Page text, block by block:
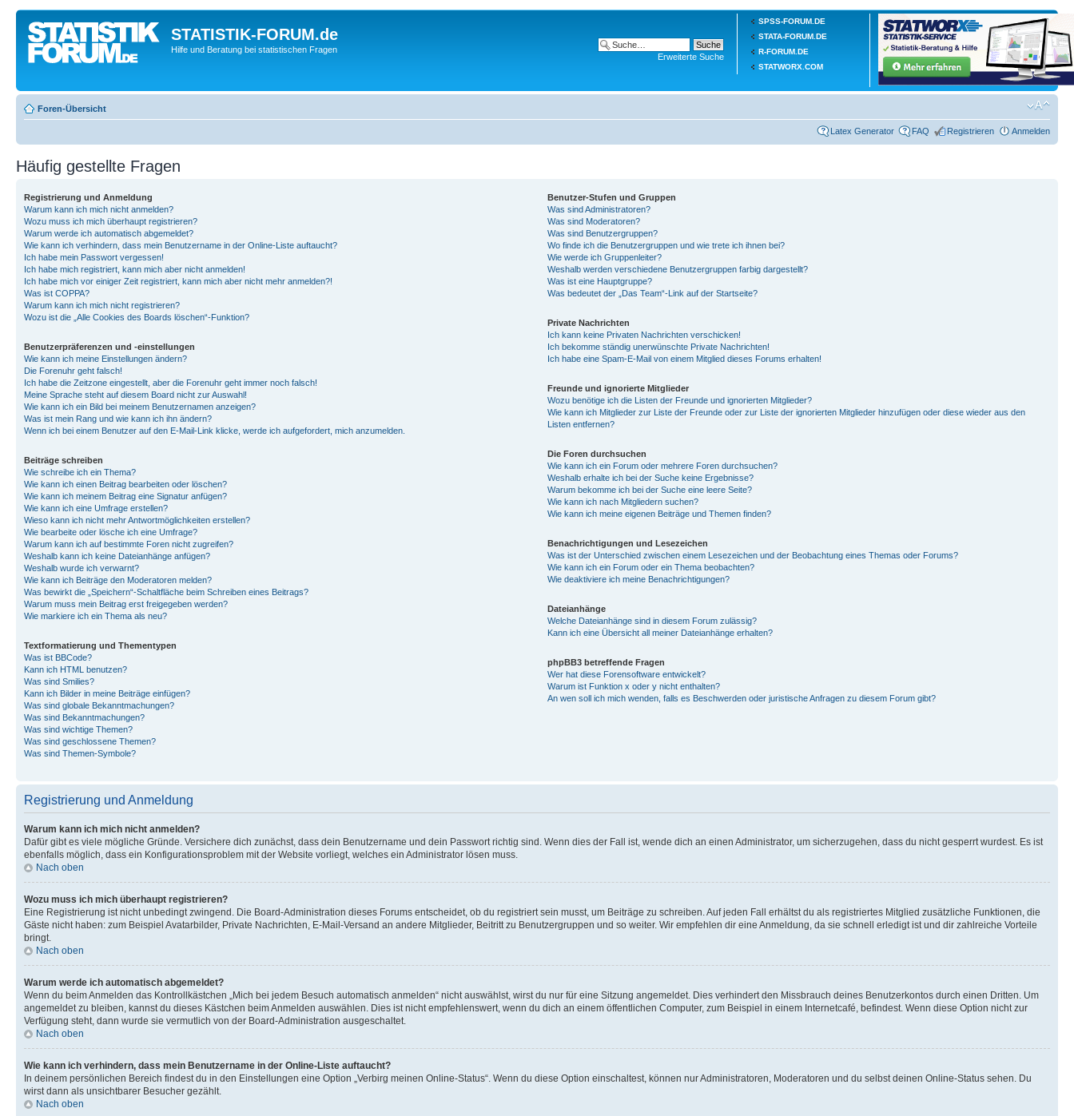
SPSS-FORUM.DE
STATA-FORUM.DE
R-FORUM.DE
STATWORX.COM
STATISTIK-FORUM.de
Hilfe und Beratung bei statistischen Fragen
Erweiterte Suche
Foren-Übersicht
Latex Generator FAQ Registrieren Anmelden
Häufig gestellte Fragen
Registrierung und Anmeldung
Warum kann ich mich nicht anmelden?
Wozu muss ich mich überhaupt registrieren?
Warum werde ich automatisch abgemeldet?
Wie kann ich verhindern, dass mein Benutzername in der Online-Liste auftaucht?
Ich habe mein Passwort vergessen!
Ich habe mich registriert, kann mich aber nicht anmelden!
Ich habe mich vor einiger Zeit registriert, kann mich aber nicht mehr anmelden?!
Was ist COPPA?
Warum kann ich mich nicht registrieren?
Wozu ist die „Alle Cookies des Boards löschen“-Funktion?
Benutzerpräferenzen und -einstellungen
Wie kann ich meine Einstellungen ändern?
Die Forenuhr geht falsch!
Ich habe die Zeitzone eingestellt, aber die Forenuhr geht immer noch falsch!
Meine Sprache steht auf diesem Board nicht zur Auswahl!
Wie kann ich ein Bild bei meinem Benutzernamen anzeigen?
Was ist mein Rang und wie kann ich ihn ändern?
Wenn ich bei einem Benutzer auf den E-Mail-Link klicke, werde ich aufgefordert, mich anzumelden.
Beiträge schreiben
Wie schreibe ich ein Thema?
Wie kann ich einen Beitrag bearbeiten oder löschen?
Wie kann ich meinem Beitrag eine Signatur anfügen?
Wie kann ich eine Umfrage erstellen?
Wieso kann ich nicht mehr Antwortmöglichkeiten erstellen?
Wie bearbeite oder lösche ich eine Umfrage?
Warum kann ich auf bestimmte Foren nicht zugreifen?
Weshalb kann ich keine Dateianhänge anfügen?
Weshalb wurde ich verwarnt?
Wie kann ich Beiträge den Moderatoren melden?
Was bewirkt die „Speichern“-Schaltfläche beim Schreiben eines Beitrags?
Warum muss mein Beitrag erst freigegeben werden?
Wie markiere ich ein Thema als neu?
Textformatierung und Thementypen
Was ist BBCode?
Kann ich HTML benutzen?
Was sind Smilies?
Kann ich Bilder in meine Beiträge einfügen?
Was sind globale Bekanntmachungen?
Was sind Bekanntmachungen?
Was sind wichtige Themen?
Was sind geschlossene Themen?
Was sind Themen-Symbole?
Benutzer-Stufen und Gruppen
Was sind Administratoren?
Was sind Moderatoren?
Was sind Benutzergruppen?
Wo finde ich die Benutzergruppen und wie trete ich ihnen bei?
Wie werde ich Gruppenleiter?
Weshalb werden verschiedene Benutzergruppen farbig dargestellt?
Was ist eine Hauptgruppe?
Was bedeutet der „Das Team“-Link auf der Startseite?
Private Nachrichten
Ich kann keine Privaten Nachrichten verschicken!
Ich bekomme ständig unerwünschte Private Nachrichten!
Ich habe eine Spam-E-Mail von einem Mitglied dieses Forums erhalten!
Freunde und ignorierte Mitglieder
Wozu benötige ich die Listen der Freunde und ignorierten Mitglieder?
Wie kann ich Mitglieder zur Liste der Freunde oder zur Liste der ignorierten Mitglieder hinzufügen oder diese wieder aus den
Listen entfernen?
Die Foren durchsuchen
Wie kann ich ein Forum oder mehrere Foren durchsuchen?
Weshalb erhalte ich bei der Suche keine Ergebnisse?
Warum bekomme ich bei der Suche eine leere Seite?
Wie kann ich nach Mitgliedern suchen?
Wie kann ich meine eigenen Beiträge und Themen finden?
Benachrichtigungen und Lesezeichen
Was ist der Unterschied zwischen einem Lesezeichen und der Beobachtung eines Themas oder Forums?
Wie kann ich ein Forum oder ein Thema beobachten?
Wie deaktiviere ich meine Benachrichtigungen?
Dateianhänge
Welche Dateianhänge sind in diesem Forum zulässig?
Kann ich eine Übersicht all meiner Dateianhänge erhalten?
phpBB3 betreffende Fragen
Wer hat diese Forensoftware entwickelt?
Warum ist Funktion x oder y nicht enthalten?
An wen soll ich mich wenden, falls es Beschwerden oder juristische Anfragen zu diesem Forum gibt?
Registrierung und Anmeldung
Warum kann ich mich nicht anmelden?
Dafür gibt es viele mögliche Gründe. Versichere dich zunächst, dass dein Benutzername und dein Passwort richtig sind. Wenn dies der Fall ist, wende dich an einen Administrator, um sicherzugehen, dass du nicht gesperrt wurdest. Es ist
ebenfalls möglich, dass ein Konfigurationsproblem mit der Website vorliegt, welches ein Administrator lösen muss.
Nach oben
Wozu muss ich mich überhaupt registrieren?
Eine Registrierung ist nicht unbedingt zwingend. Die Board-Administration dieses Forums entscheidet, ob du registriert sein musst, um Beiträge zu schreiben. Auf jeden Fall erhältst du als registriertes Mitglied zusätzliche Funktionen, die
Gäste nicht haben: zum Beispiel Avatarbilder, Private Nachrichten, E-Mail-Versand an andere Mitglieder, Beitritt zu Benutzergruppen und so weiter. Wir empfehlen dir eine Anmeldung, da sie schnell erledigt ist und dir zahlreiche Vorteile
bringt.
Nach oben
Warum werde ich automatisch abgemeldet?
Wenn du beim Anmelden das Kontrollkästchen „Mich bei jedem Besuch automatisch anmelden“ nicht auswählst, wirst du nur für eine Sitzung angemeldet. Dies verhindert den Missbrauch deines Benutzerkontos durch einen Dritten. Um
angemeldet zu bleiben, kannst du dieses Kästchen beim Anmelden auswählen. Dies ist nicht empfehlenswert, wenn du dich an einem öffentlichen Computer, zum Beispiel in einem Internetcafé, befindest. Wenn diese Option nicht zur
Verfügung steht, dann wurde sie vermutlich von der Board-Administration ausgeschaltet.
Nach oben
Wie kann ich verhindern, dass mein Benutzername in der Online-Liste auftaucht?
In deinem persönlichen Bereich findest du in den Einstellungen eine Option „Verbirg meinen Online-Status“. Wenn du diese Option einschaltest, können nur Administratoren, Moderatoren und du selbst deinen Online-Status sehen. Du
wirst dann als unsichtbarer Besucher gezählt.
Nach oben